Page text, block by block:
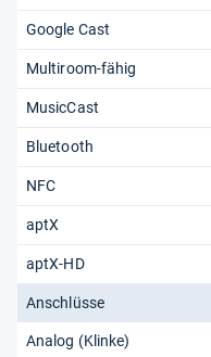
Google Cast
Multiroom-fähig
MusicCast
Bluetooth
NFC
aptX
aptX-HD
Anschlüsse
Analog (Klinke)